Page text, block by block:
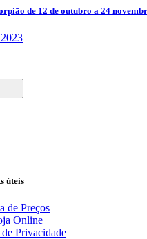
de 12 de outubro a 24
úteis
de Preços
Online
Privacidade